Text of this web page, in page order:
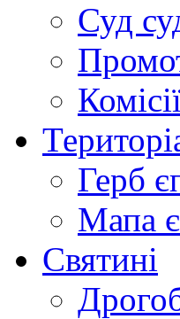
Суд
Герб
Мапа
Святині